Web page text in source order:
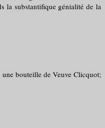
la substantifique génialité de la
bouteille de Veuve Clicquot;